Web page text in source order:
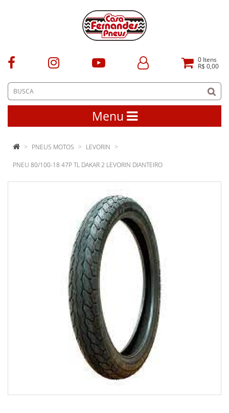
0 Itens
R$ 0,00
Menu
PNEUS MOTOS LEVORIN
PNEU 80/100-18 47P TL DAKAR 2 LEVORIN DIANTEIRO